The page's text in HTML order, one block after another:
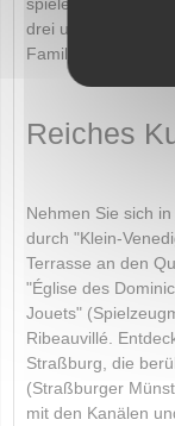
drei
Familie auf dem
Reiches
Nehmen Sie sich
durch "Klein-
Terrasse an den
"Église des
Jouets"
Ribeauvillé.
Straßburg, die
(Straßburger
mit den Kanälen